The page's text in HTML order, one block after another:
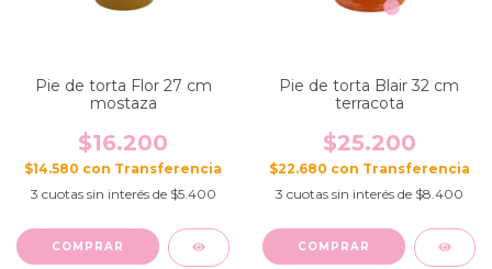
Pie de torta Flor 27 cm
mostaza
$16.200
$14.580 con
3 cuotas sin interés de $5.400
Pie de torta Blair 32 cm
terracota
$25.200
$22.680 con
3 cuotas sin interés de $8.400